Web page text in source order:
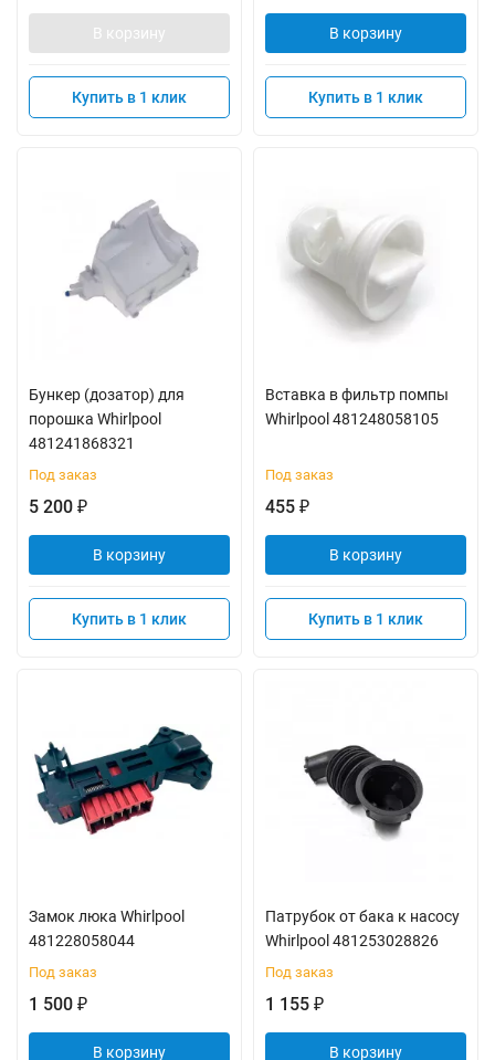
В корзину
Купить в 1 клик
В корзину
Купить в 1 клик
Бункер (дозатор) для
порошка Whirlpool
481241868321
Под заказ
5 200 ₽
В корзину
Купить в 1 клик
Вставка в фильтр помпы
Whirlpool 481248058105
Под заказ
455 ₽
В корзину
Купить в 1 клик
Замок люка Whirlpool
481228058044
Под заказ
1 500 ₽
В корзину
Патрубок от бака к насосу
Whirlpool 481253028826
Под заказ
1 155 ₽
В корзину